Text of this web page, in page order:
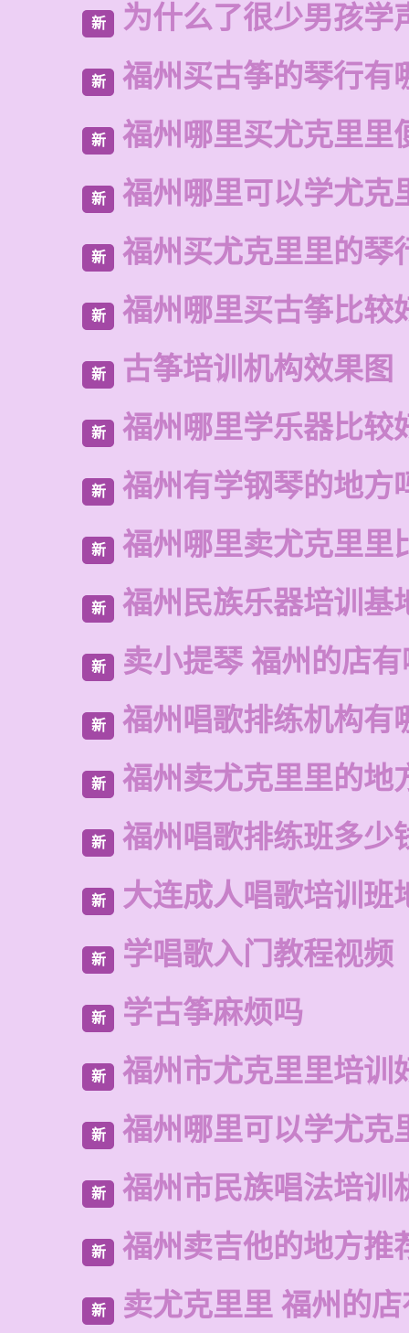
新 为什么了很少男孩学
新 福州买古筝的琴行有
新 福州哪里买尤克里里
新 福州哪里可以学尤克
新 福州买尤克里里的琴
新 福州哪里买古筝比较
新 古筝培训机构效果图
新 福州哪里学乐器比较
新 福州有学钢琴的地方
新 福州哪里卖尤克里里
新 福州民族乐器培训基
新 卖小提琴 福州的店
新 福州唱歌排练机构有
新 福州卖尤克里里的地
新 福州唱歌排练班多少
新 大连成人唱歌培训班
新 学唱歌入门教程视频
新 学古筝麻烦吗
新 福州市尤克里里培训
新 福州哪里可以学尤克
新 福州市民族唱法培训
新 福州卖吉他的地方推
新 卖尤克里里 福州的